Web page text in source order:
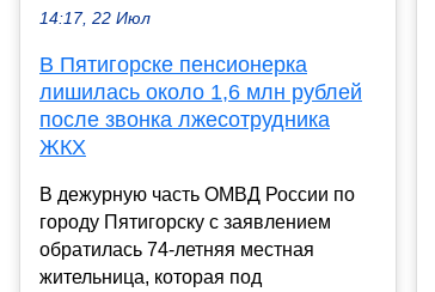
14:17, 22 Июл
В Пятигорске пенсионерка
лишилась около 1,6 млн рублей
после звонка лжесотрудника
ЖКХ
В дежурную часть ОМВД России по
городу Пятигорску с заявлением
обратилась 74-летняя местная
жительница, которая под